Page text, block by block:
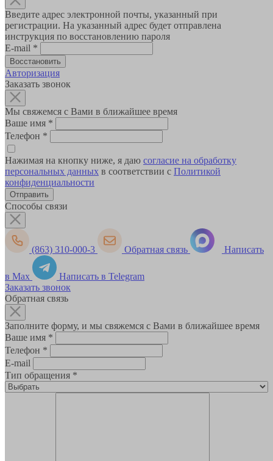
Введите адрес электронной почты, указанный при
регистрации. На указанный адрес будет отправлена
инструкция по восстановлению пароля
E-mail *
Авторизация
Заказать звонок
Мы свяжемся с Вами в ближайшее время
Ваше имя *
Телефон *
Нажимая на кнопку ниже, я даю согласие на обработку
персональных данных в соответствии с Политикой
конфиденциальности
Способы связи
(863) 310-000-3 Обратная связь Написать
в Max
Написать в Telegram
Заказать звонок
Обратная связь
Заполните форму, и мы свяжемся с Вами в ближайшее время
Ваше имя *
Телефон *
E-mail
Тип обращения *